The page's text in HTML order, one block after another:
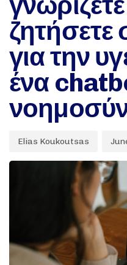
ζητήσετε
για την
ένα
Elias Koukoutsas